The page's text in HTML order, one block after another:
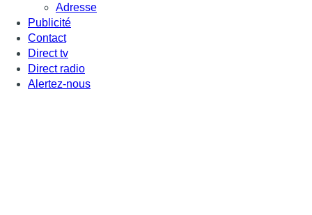
Adresse
Publicité
Contact
Direct tv
Direct radio
Alertez-nous